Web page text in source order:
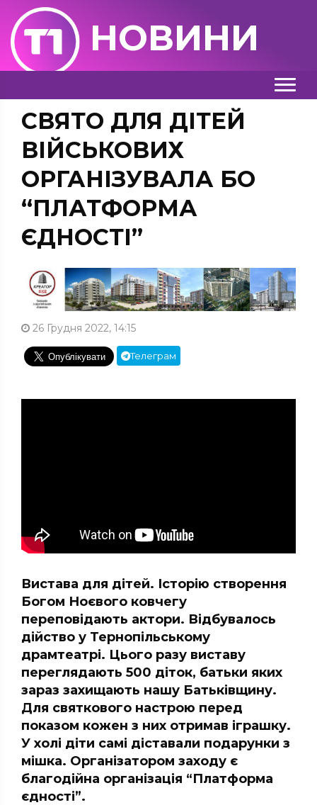
НОВИНИ
СВЯТО ДЛЯ ДІТЕЙ
ВІЙСЬКОВИХ
ОРГАНІЗУВАЛА БО
“ПЛАТФОРМА
ЄДНОСТІ”
26 Грудня 2022, 14:15
Телеграм
Вистава для дітей. Історію створення
Богом Ноєвого ковчегу
переповідають актори. Відбувалось
дійство у Тернопільському
драмтеатрі. Цього разу виставу
переглядають 500 діток, батьки яких
зараз захищають нашу Батьківщину.
Для святкового настрою перед
показом кожен з них отримав іграшку.
У холі діти самі діставали подарунки з
мішка. Організатором заходу є
благодійна організація “Платформа
єдності”.